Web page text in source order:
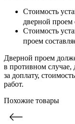
Стоимость
дверной проем
Стоимость
проем
Дверной проем
в противном случае,
за доплату,
работ.
Похожие товары